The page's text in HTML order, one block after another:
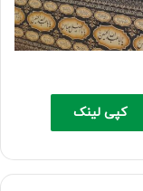
کپی لینک